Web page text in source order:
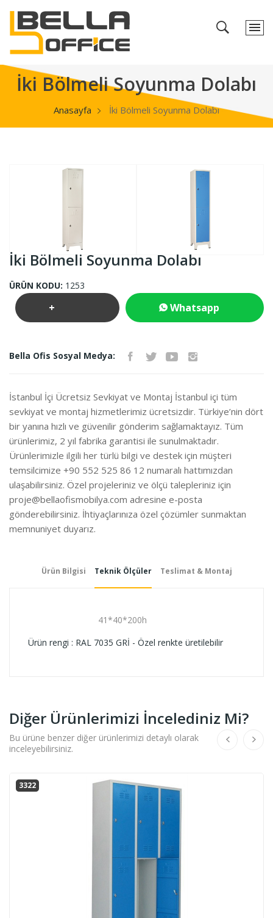
İki Bölmeli Soyunma Dolabı
Anasayfa İki Bölmeli Soyunma Dolabı
İki Bölmeli Soyunma Dolabı
ÜRÜN KODU: 1253
+ Whatsapp
Bella Ofis Sosyal Medya:
İstanbul İçi Ücretsiz Sevkiyat ve Montaj İstanbul içi tüm
sevkiyat ve montaj hizmetlerimiz ücretsizdir. Türkiye’nin dört
bir yanına hızlı ve güvenilir gönderim sağlamaktayız. Tüm
ürünlerimiz, 2 yıl fabrika garantisi ile sunulmaktadır.
Ürünlerimizle ilgili her türlü bilgi ve destek için müşteri
temsilcimize +90 552 525 86 12 numaralı hattımızdan
ulaşabilirsiniz. Özel projeleriniz ve ölçü talepleriniz için
proje@bellaofismobilya.com adresine e-posta
gönderebilirsiniz. İhtiyaçlarınıza özel çözümler sunmaktan
memnuniyet duyarız.
Ürün Bilgisi Teknik Ölçüler Teslimat & Montaj
41*40*200h
Ürün rengi : RAL 7035 GRİ - Özel renkte üretilebilir
Diğer Ürünlerimizi İncelediniz Mi?
Bu ürüne benzer diğer ürünlerimizi detaylı olarak
inceleyebilirsiniz.
3322